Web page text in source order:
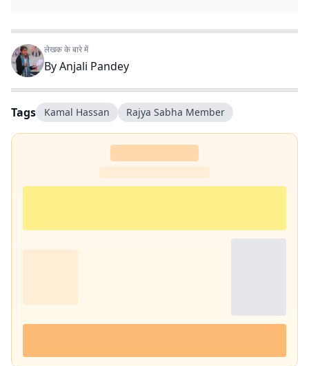
लेखक के बारे में
ByAnjali Pandey
Tags Kamal Hassan Rajya Sabha Member